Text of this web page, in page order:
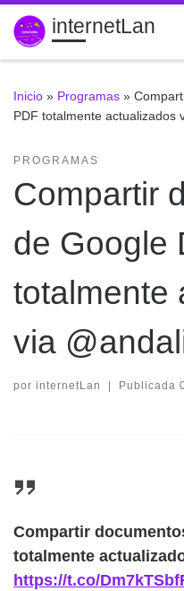
Saltar al contenido
internetLan
Inicio » Programas »
PDF totalmente actualizados
PROGRAMAS
Compartir
de Google
totalmente
via
por internetLan | Publicada
Compartir
totalmente
https://t.co/